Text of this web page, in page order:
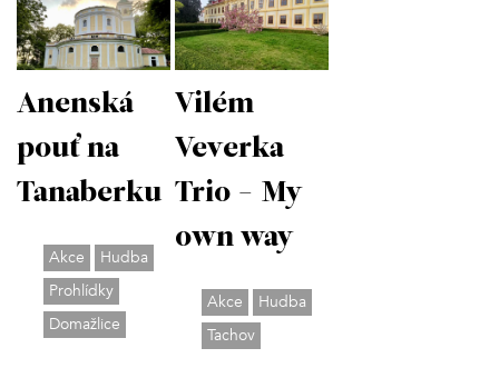
Anenská
pouť na
Tanaberku
Akce
Hudba
Prohlídky
Domažlice
Vilém
Veverka
Trio - My
own way
Akce
Hudba
Tachov